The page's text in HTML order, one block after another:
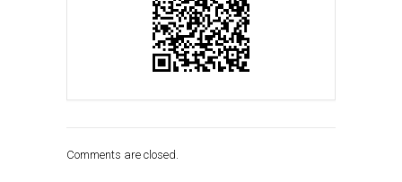
Comments are closed.